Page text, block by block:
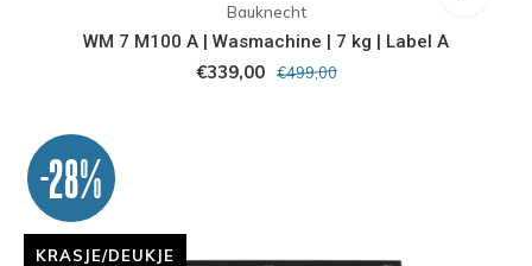
Bauknecht
WM 7 M100 A | Wasmachine | 7 kg | Label A
€339,00 €499,00
-28%
KRASJE/DEUKJE